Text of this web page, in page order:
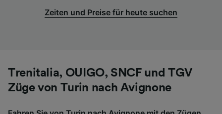
Zeiten und Preise für heute suchen
Trenitalia, OUIGO, SNCF und TGV
Züge von Turin nach Avignone